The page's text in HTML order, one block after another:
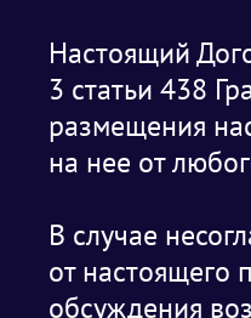
Настоящий
3 статьи 438
размещения
на нее от
В случае
от настоящего
обсуждения